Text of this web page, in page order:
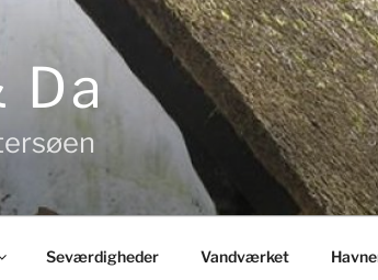
Da
Seværdigheder Vandværket